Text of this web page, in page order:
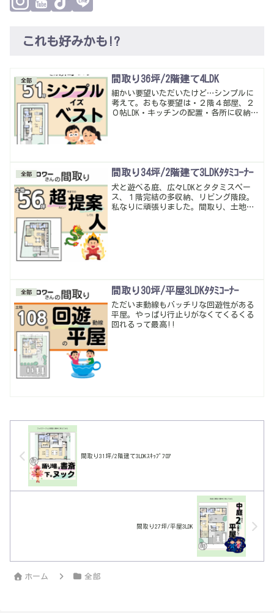
これも好みかも!?
全部 間取り36坪/2階建て4LDK
細かい要望いただいたけど…シンプルに
考えて。おもな要望は・２階４部屋、２
０帖LDK・キッチンの配置・各所に収納ス
全部 間取り34坪/2階建て3LDKﾀﾀﾐｺｰﾅｰ
犬と遊べる庭、広々LDKとタタミスペー
ス、１階完結の多収納、リビング階段。
私なりに頑張りました。間取り、土地探
全部 間取り30坪/平屋3LDKﾀﾀﾐｺｰﾅｰ
ただいま動線もバッチリな回遊性がある
平屋。やっぱり行止りがなくてくるくる
回れるって最高!!
間取り31坪/2階建て3LDKｽｷｯﾌﾟﾌﾛｱ
間取り27坪/平屋3LDK
ホーム 全部